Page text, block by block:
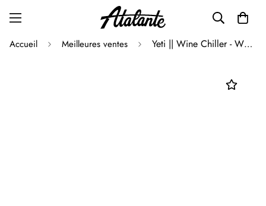
Accueil Meilleures ventes Yeti || Wine Chiller - White - M’